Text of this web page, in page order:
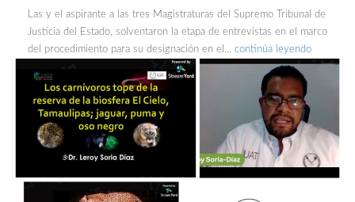
Las y el aspirante a las tres Magistraturas del Supremo Tribunal de
Justicia del Estado, solventaron la etapa de entrevistas en el marco
del procedimiento para su designación en el… continúa leyendo